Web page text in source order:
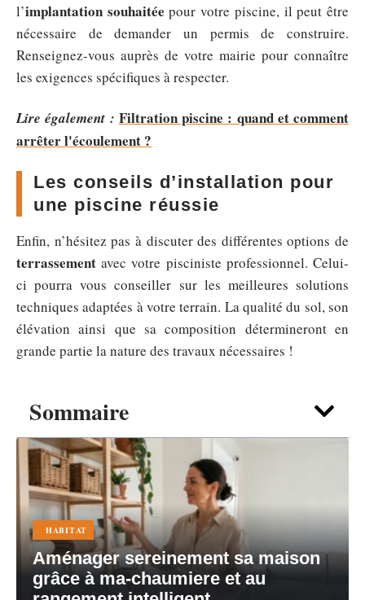
Sommaire
HABITAT
Aménager sereinement sa maison
grâce à ma-chaumiere et au
l’implantation souhaitée pour votre piscine, il peut être
nécessaire de demander un permis de construire.
Renseignez-vous auprès de votre mairie pour connaître
les exigences spécifiques à respecter.
Lire également : Filtration piscine : quand et comment
arrêter l'écoulement ?
Les conseils d’installation pour
une piscine réussie
Enfin, n’hésitez pas à discuter des différentes options de
terrassement avec votre pisciniste professionnel. Celui-
ci pourra vous conseiller sur les meilleures solutions
techniques adaptées à votre terrain. La qualité du sol, son
élévation ainsi que sa composition détermineront en
grande partie la nature des travaux nécessaires !